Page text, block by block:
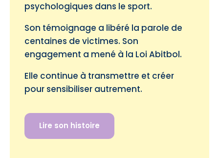
psychologiques dans le sport.
Son témoignage a libéré la parole de
centaines de victimes. Son
engagement a mené à la Loi Abitbol.
Elle continue à transmettre et créer
pour sensibiliser autrement.
Lire son histoire